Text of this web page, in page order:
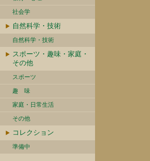
社会学
自然科学・技術
自然科学・技術
スポーツ・趣味・家庭・
その他
スポーツ
趣 味
家庭・日常生活
その他
コレクション
準備中